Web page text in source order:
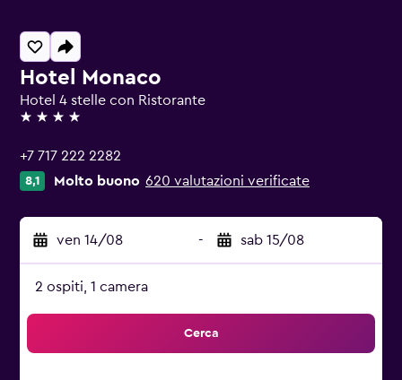
Hotel Monaco
Hotel 4 stelle con Ristorante
4 stelle
+7 717 222 2282
8,1 Molto buono 620 valutazioni verificate
ven 14/08 - sab 15/08
2 ospiti, 1 camera
Cerca